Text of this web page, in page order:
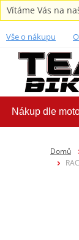
Vítáme Vás na
Vše o nákupu
Nákup dle
Domů